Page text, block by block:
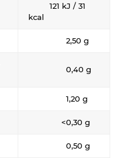
121 kJ / 31
kcal
2,50 g
0,40 g
1,20 g
<0,30 g
0,50 g